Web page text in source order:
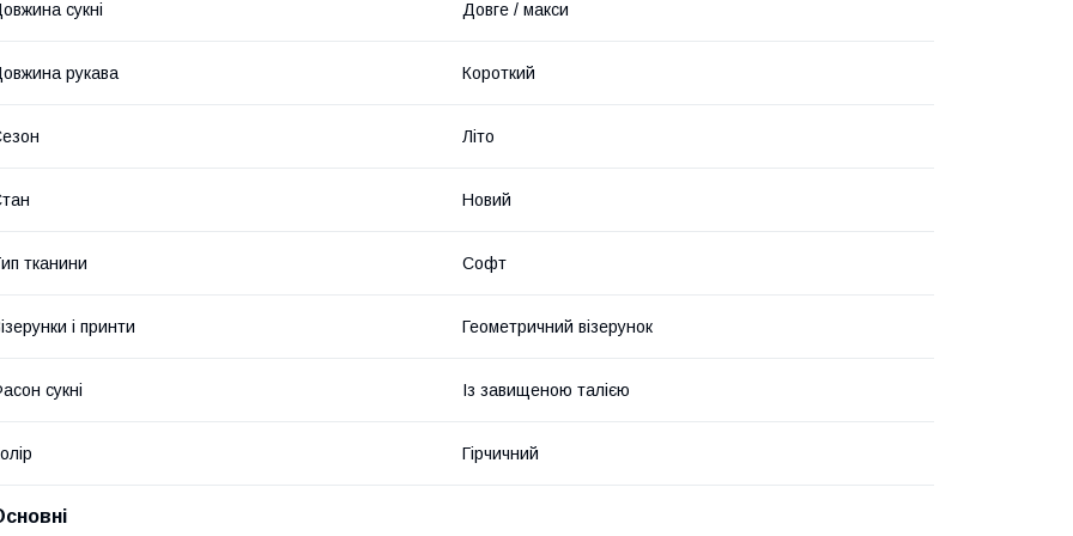
сукні Довге / макси
рукава Короткий
Літо
Новий
тканини Софт
і принти Геометричний візерунок
сукні Із завищеною талією
Гірчичний